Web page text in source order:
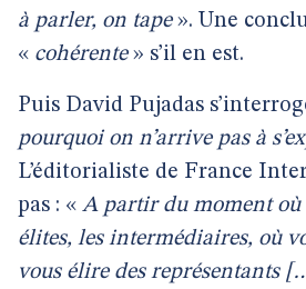
à parler, on tape». Une
« cohérente» s’il en est.
Puis David Pujadas
pourquoi on n’arrive pas à
L’éditorialiste de France
pas : « A partir du moment où
élites, les intermédiaires, où
vous élire des représentants